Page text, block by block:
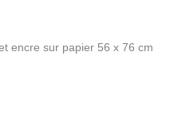
encre sur papier 56 x 76 cm